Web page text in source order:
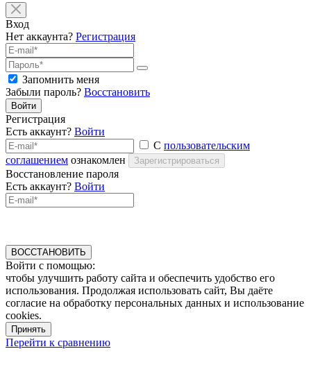
Вход
Нет аккаунта? Регистрация
Запомнить меня
Забыли пароль? Восстановить
Войти
Регистрация
Есть аккаунт? Войти
С пользовательским
соглашением ознакомлен Зарегистрироваться
Восстановление пароля
Есть аккаунт? Войти
ВОССТАНОВИТЬ
Войти с помощью:
чтобы улучшить работу сайта и обеспечить удобство его
использования. Продолжая использовать сайт, Вы даёте
согласие на обработку персональных данных и использование
cookies.
Принять
Перейти к сравнению